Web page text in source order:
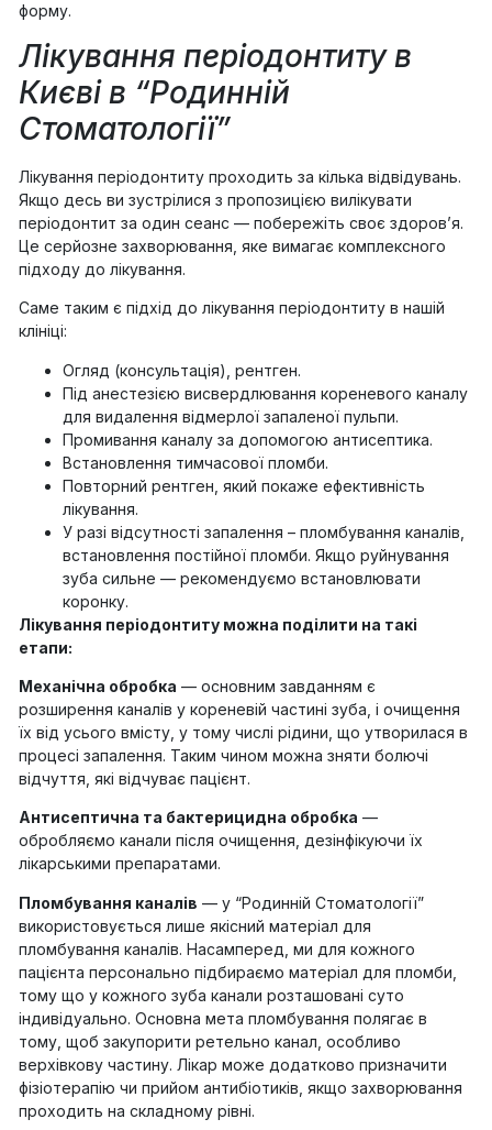
форму.
Лікування періодонтиту в
Києві в “Родинній
Стоматології”
Лікування періодонтиту проходить за кілька відвідувань.
Якщо десь ви зустрілися з пропозицією вилікувати
періодонтит за один сеанс — побережіть своє здоров’я.
Це серйозне захворювання, яке вимагає комплексного
підходу до лікування.
Саме таким є підхід до лікування періодонтиту в нашій
клініці:
Огляд (консультація), рентген.
Під анестезією висвердлювання кореневого каналу
для видалення відмерлої запаленої пульпи.
Промивання каналу за допомогою антисептика.
Встановлення тимчасової пломби.
Повторний рентген, який покаже ефективність
лікування.
У разі відсутності запалення – пломбування каналів,
встановлення постійної пломби. Якщо руйнування
зуба сильне — рекомендуємо встановлювати
коронку.
Лікування періодонтиту можна поділити на такі
етапи:
Механічна обробка — основним завданням є
розширення каналів у кореневій частині зуба, і очищення
їх від усього вмісту, у тому числі рідини, що утворилася в
процесі запалення. Таким чином можна зняти болючі
відчуття, які відчуває пацієнт.
Антисептична та бактерицидна обробка —
обробляємо канали після очищення, дезінфікуючи їх
лікарськими препаратами.
Пломбування каналів — у “Родинній Стоматології”
використовується лише якісний матеріал для
пломбування каналів. Насамперед, ми для кожного
пацієнта персонально підбираємо матеріал для пломби,
тому що у кожного зуба канали розташовані суто
індивідуально. Основна мета пломбування полягає в
тому, щоб закупорити ретельно канал, особливо
верхівкову частину. Лікар може додатково призначити
фізіотерапію чи прийом антибіотиків, якщо захворювання
проходить на складному рівні.